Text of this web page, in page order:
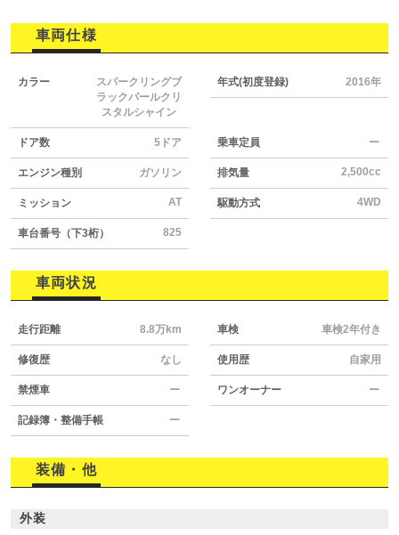
車両仕様
カラー
スパークリングブ
ラックパールクリ
スタルシャイン
年式(初度登録) 2016年
ドア数 5ドア 乗車定員 ー
エンジン種別 ガソリン 排気量 2,500cc
ミッション AT 駆動方式 4WD
車台番号（下3桁） 825
車両状況
走行距離 8.8万km 車検 車検2年付き
修復歴 なし 使用歴 自家用
禁煙車 ー ワンオーナー ー
記録簿・整備手帳 ー
装備・他
外装